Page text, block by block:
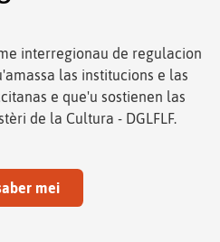
interregionau de regulacion
las institucions e las
e que'u sostienen las
de la Cultura - DGLFLF.
mei